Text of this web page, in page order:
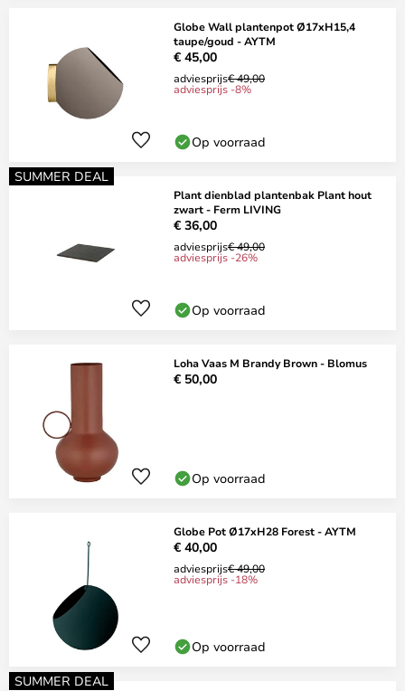
Globe Wall plantenpot Ø17xH15,4
taupe/goud - AYTM
€ 45,00
adviesprijs€ 49,00
adviesprijs -8%
Op voorraad
SUMMER DEAL
Plant dienblad plantenbak Plant hout
zwart - Ferm LIVING
€ 36,00
adviesprijs€ 49,00
adviesprijs -26%
Op voorraad
Loha Vaas M Brandy Brown - Blomus
€ 50,00
Op voorraad
Globe Pot Ø17xH28 Forest - AYTM
€ 40,00
adviesprijs€ 49,00
adviesprijs -18%
Op voorraad
SUMMER DEAL